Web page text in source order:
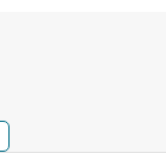
きました 🌸